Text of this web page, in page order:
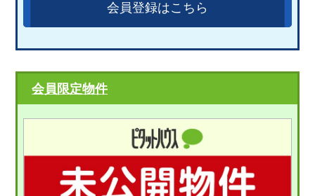
会員登録はこちら
会員限定物件